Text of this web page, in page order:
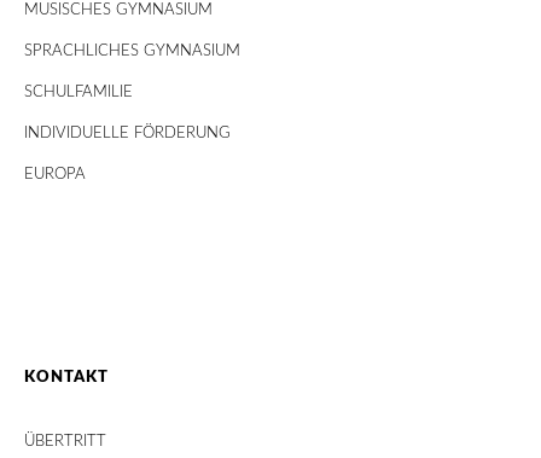
MUSISCHES GYMNASIUM
SPRACHLICHES GYMNASIUM
SCHULFAMILIE
INDIVIDUELLE FÖRDERUNG
EUROPA
KONTAKT
ÜBERTRITT